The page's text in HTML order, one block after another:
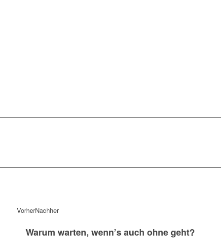
VorherNachher
Warum warten, wenn’s auch ohne geht?